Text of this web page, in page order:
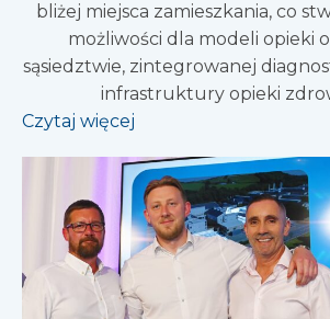
bliżej miejsca zamieszkania, co
możliwości dla modeli opieki
sąsiedztwie, zintegrowanej
infrastruktury opieki
Czytaj więcej